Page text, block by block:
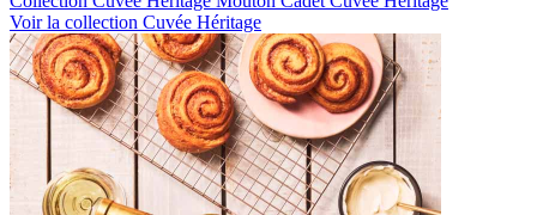
Voir la collection Cuvée Héritage